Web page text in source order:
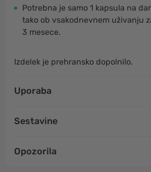
Potrebna je samo 1 kapsula na
tako ob vsakodnevnem uživanju
3 mesece.
Izdelek je prehransko dopolnilo.
Uporaba
Sestavine
Opozorila